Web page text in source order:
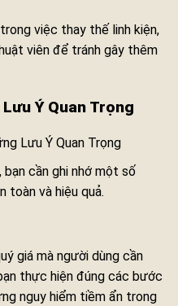
việc thay thế linh kiện,
viên để tránh gây thêm
Ý Quan Trọng
, bạn cần ghi nhớ một số
toàn và hiệu quả.
giá mà người dùng cần
thực hiện đúng các bước
nguy hiểm tiềm ẩn trong